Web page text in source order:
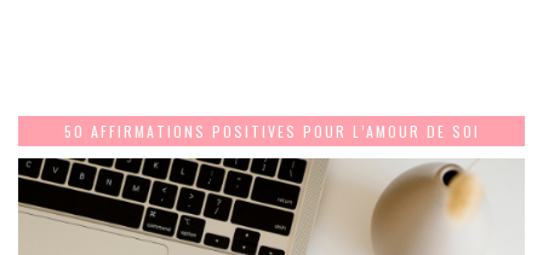
50 AFFIRMATIONS POSITIVES POUR L’AMOUR DE SOI